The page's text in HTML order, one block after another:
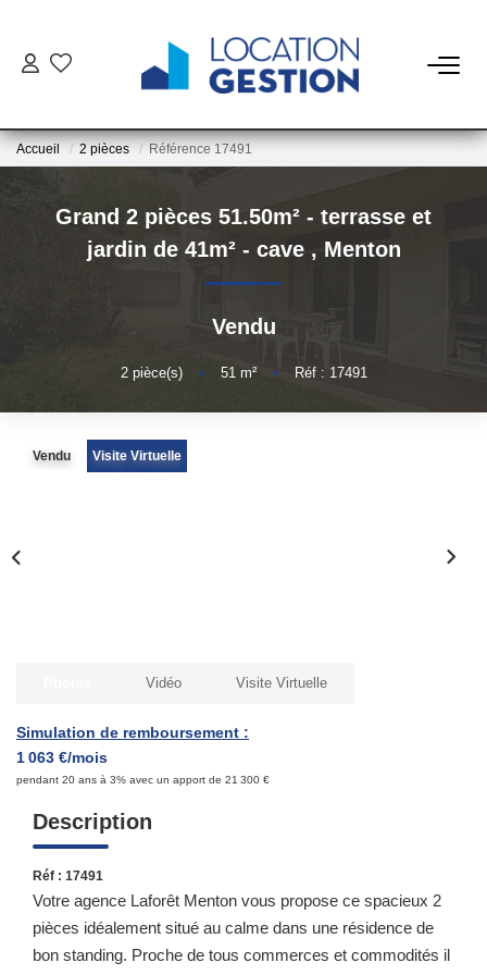
La Gestion Du Bien
La Gestion Du Locataire
LOUER
NOTRE AGENCE
Accueil 2 pièces Référence 17491
Grand 2 pièces 51.50m² - terrasse et
jardin de 41m² - cave , Menton
Vendu
2pièce(s) • 51 m² • Réf : 17491
Vendu Visite Virtuelle
Simulation de remboursement :
1 063 €/mois
pendant 20 ans à 3% avec un apport de 21 300 €
Vidéo Visite Virtuelle
Description
Réf : 17491
Votre agence Laforêt Menton vous propose ce spacieux 2
pièces idéalement situé au calme dans une résidence de
bon standing. Proche de tous commerces et commodités il